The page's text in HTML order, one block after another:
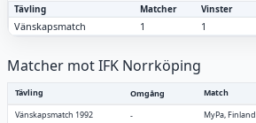
Tävling Matcher Vinster
Vänskapsmatch 1 1
Matcher mot IFK Norrköping
Tävling Omgång Match
Vänskapsmatch 1992
- MyPa, Finland